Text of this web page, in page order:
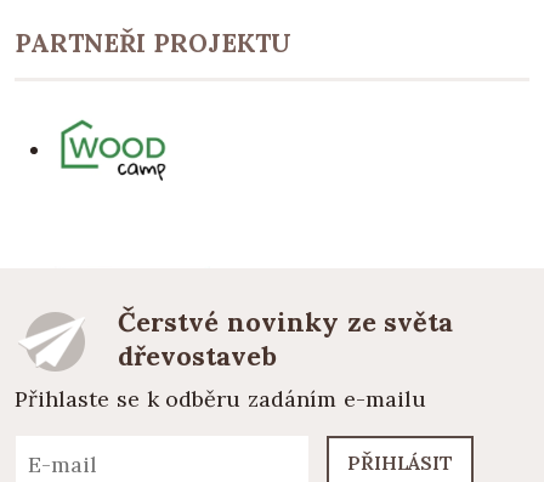
PARTNEŘI PROJEKTU
Čerstvé novinky ze světa
dřevostaveb
Přihlaste se k odběru zadáním e-mailu
PŘIHLÁSIT